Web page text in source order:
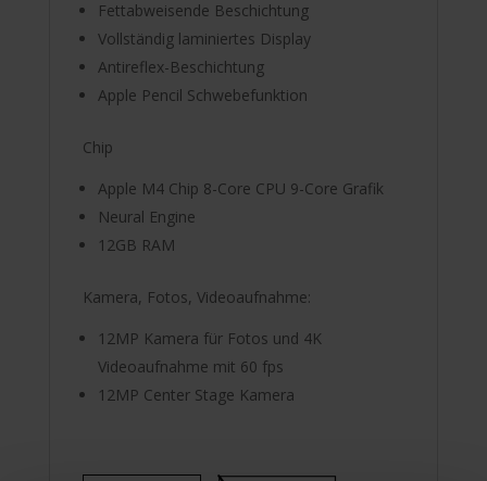
Fettabweisende Beschichtung
Vollständig laminiertes Display
Antireflex-Beschichtung
Apple Pencil Schwebefunktion
Chip
Apple M4 Chip 8-Core CPU 9-Core Grafik
Neural Engine
12GB RAM
Kamera, Fotos, Videoaufnahme:
12MP Kamera für Fotos und 4K
Videoaufnahme mit 60 fps
12MP Center Stage Kamera